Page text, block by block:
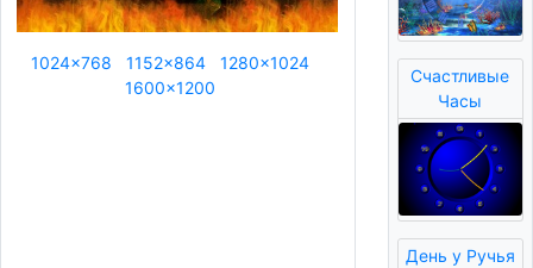
1024x768 1152x864
1280x1024
1600x1200
Счастливые
Часы
День у Ручья